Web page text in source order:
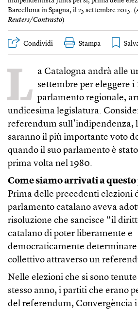
Barcellona in Spagna, il 25 settembre 2015. (
Reuters/Contrasto)
Condividi Stampa
L a Catalogna andrà alle
settembre per eleggere i
parlamento regionale,
undicesima legislatura.
referendum sull’indipendenza,
saranno il più importante voto
quando il suo parlamento è
prima volta nel 1980.
Come siamo arrivati a questo
Prima delle precedenti elezioni
parlamento catalano aveva
risoluzione che sancisce “il
catalano di poter liberamente e
democraticamente
collettivo attraverso un
Nelle elezioni che si sono
stesso anno, i partiti che erano
del referendum, Convergència